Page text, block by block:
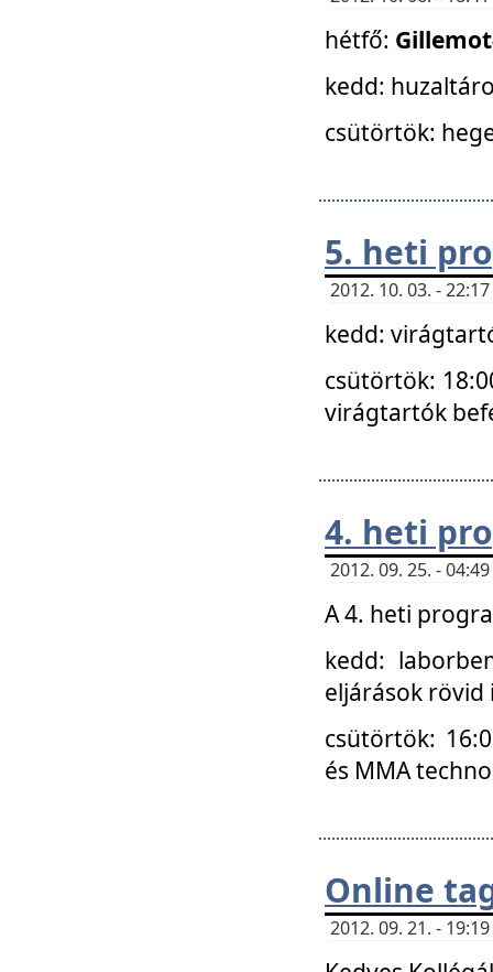
hétfő:
kedd:
csütörtök:
5. heti
2012. 10. 03. -
kedd:
csütörtök:
virágtartók
4. heti
2012. 09. 25. -
A 4. heti
kedd:
eljárások
csütörtök:
és MMA
Online
2012. 09. 21. -